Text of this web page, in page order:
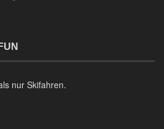
nur Skifahren.